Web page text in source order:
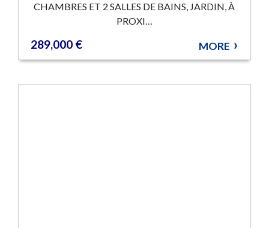
CHAMBRES ET 2 SALLES DE BAINS, JARDIN, À
PROXI…
289,000 € MORE